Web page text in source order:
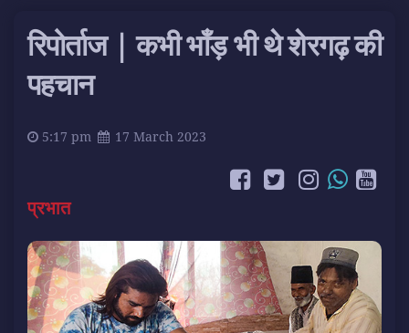
रिपोर्ताज | कभी भाँड़ भी थे शेरगढ़ की
पहचान
5:17 pm 17 March 2023
प्रभात